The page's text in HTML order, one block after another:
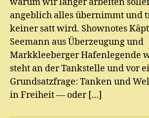
angeblich alles übernimmt und
keiner satt wird. Shownotes
Seemann aus Überzeugung und
Markkleeberger Hafenlegende
steht an der Tankstelle und vor
Grundsatzfrage: Tanken und
in Freiheit — oder […]